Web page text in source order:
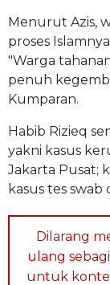
Menurut Azis,
proses
"Warga
penuh
Kumparan.
Habib Rizieq
yakni kasus
Jakarta Pusat;
kasus tes swab
Dilarang
ulang
untuk